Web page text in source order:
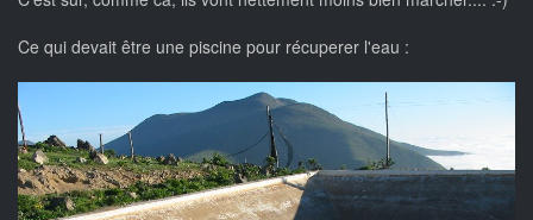
Ce qui devait être une piscine pour récuperer l'eau :